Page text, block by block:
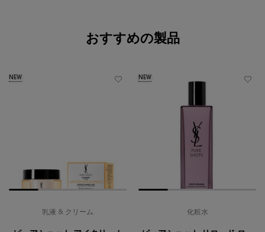
おすすめの製品
NEW
乳液 & クリーム
NEW
化粧水